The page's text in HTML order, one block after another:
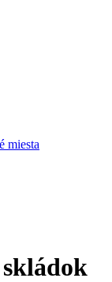
miesta